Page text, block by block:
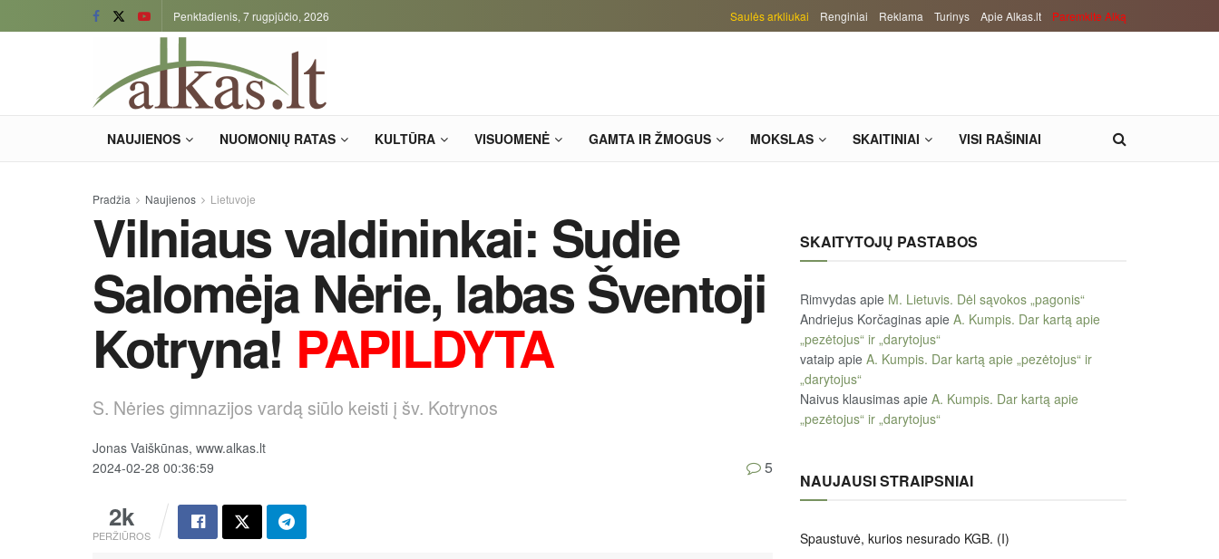
Penktadienis, 7 rugpjūčio, 2026 Saulės arkliukai Renginiai Reklama Turinys Apie Alkas.lt Paremkite Alką
NAUJIENOS NUOMONIŲ RATAS KULTŪRA VISUOMENĖ GAMTA IR ŽMOGUS MOKSLAS SKAITINIAI VISI RAŠINIAI
Pradžia Naujienos Lietuvoje
Vilniaus valdininkai: Sudie
Salomėja Nėrie, labas Šventoji
Kotryna! PAPILDYTA
S. Nėries gimnazijos vardą siūlo keisti į šv. Kotrynos
Jonas Vaiškūnas, www.alkas.lt
2024-02-28 00:36:59
2k
PERŽIŪROS
5
SKAITYTOJŲ PASTABOS
Rimvydas apie M. Lietuvis. Dėl sąvokos „pagonis“
Andriejus Korčaginas apie A. Kumpis. Dar kartą apie
„pezėtojus“ ir „darytojus“
vataip apie A. Kumpis. Dar kartą apie „pezėtojus“ ir
„darytojus“
Naivus klausimas apie A. Kumpis. Dar kartą apie
„pezėtojus“ ir „darytojus“
NAUJAUSI STRAIPSNIAI
Spaustuvė, kurios nesurado KGB. (I)